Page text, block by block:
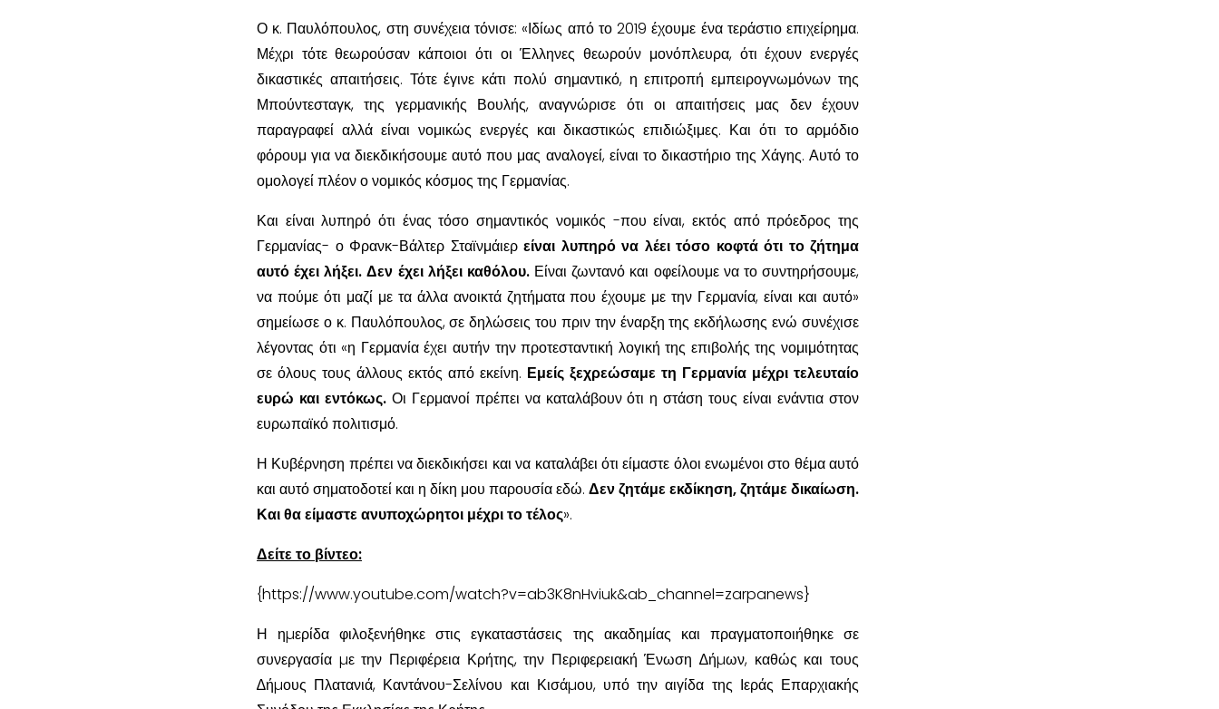
Ο κ. Παυλόπουλος, στη συνέχεια τόνισε: «Ιδίως από το 2019 έχουμε ένα τεράστιο επιχείρημα.
Μέχρι τότε θεωρούσαν κάποιοι ότι οι Έλληνες θεωρούν μονόπλευρα, ότι έχουν ενεργές
δικαστικές απαιτήσεις. Τότε έγινε κάτι πολύ σημαντικό, η επιτροπή εμπειρογνωμόνων της
Μπούντεσταγκ, της γερμανικής Βουλής, αναγνώρισε ότι οι απαιτήσεις μας δεν έχουν
παραγραφεί αλλά είναι νομικώς ενεργές και δικαστικώς επιδιώξιμες. Και ότι το αρμόδιο
φόρουμ για να διεκδικήσουμε αυτό που μας αναλογεί, είναι το δικαστήριο της Χάγης. Αυτό το
ομολογεί πλέον ο νομικός κόσμος της Γερμανίας.
Και είναι λυπηρό ότι ένας τόσο σημαντικός νομικός -που είναι, εκτός από πρόεδρος της
Γερμανίας- ο Φρανκ-Βάλτερ Σταϊνμάιερ είναι λυπηρό να λέει τόσο κοφτά ότι το ζήτημα
αυτό έχει λήξει. Δεν έχει λήξει καθόλου.Είναι ζωντανό και οφείλουμε να το συντηρήσουμε,
να πούμε ότι μαζί με τα άλλα ανοικτά ζητήματα που έχουμε με την Γερμανία, είναι και αυτό»
σημείωσε ο κ. Παυλόπουλος, σε δηλώσεις του πριν την έναρξη της εκδήλωσης ενώ συνέχισε
λέγοντας ότι «η Γερμανία έχει αυτήν την προτεσταντική λογική της επιβολής της νομιμότητας
σε όλους τους άλλους εκτός από εκείνη. Εμείς ξεχρεώσαμε τη Γερμανία μέχρι τελευταίο
ευρώ και εντόκως.Οι Γερμανοί πρέπει να καταλάβουν ότι η στάση τους είναι ενάντια στον
ευρωπαϊκό πολιτισμό.
Η Κυβέρνηση πρέπει να διεκδικήσει και να καταλάβει ότι είμαστε όλοι ενωμένοι στο θέμα αυτό
και αυτό σηματοδοτεί και η δίκη μου παρουσία εδώ. Δεν ζητάμε εκδίκηση, ζητάμε δικαίωση.
Και θα είμαστε ανυποχώρητοι μέχρι το τέλος».
Δείτε το βίντεο:
{https://www.youtube.com/watch?v=ab3K8nHviuk&ab_channel=zarpanews}
Η ηµερίδα φιλοξενήθηκε στις εγκαταστάσεις της ακαδημίας και πραγματοποιήθηκε σε
συνεργασία µε την Περιφέρεια Κρήτης, την Περιφερειακή Ένωση ∆ήµων, καθώς και τους
∆ήµους Πλατανιά, Καντάνου-Σελίνου και Κισάµου, υπό την αιγίδα της Ιεράς Επαρχιακής